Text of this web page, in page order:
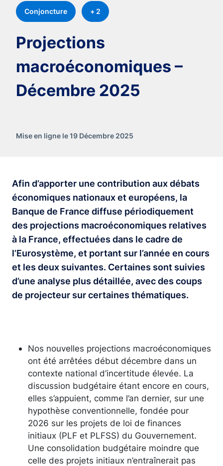
Conjoncture + 2
Projections
macroéconomiques –
Décembre 2025
Mise en ligne le 19 Décembre 2025
Afin d’apporter une contribution aux débats
économiques nationaux et européens, la
Banque de France diffuse périodiquement
des projections macroéconomiques relatives
à la France, effectuées dans le cadre de
l’Eurosystème, et portant sur l’année en cours
et les deux suivantes. Certaines sont suivies
d’une analyse plus détaillée, avec des coups
de projecteur sur certaines thématiques.
Nos nouvelles projections macroéconomiques
ont été arrêtées début décembre dans un
contexte national d’incertitude élevée. La
discussion budgétaire étant encore en cours,
elles s’appuient, comme l’an dernier, sur une
hypothèse conventionnelle, fondée pour
2026 sur les projets de loi de finances
initiaux (PLF et PLFSS) du Gouvernement.
Une consolidation budgétaire moindre que
celle des projets initiaux n’entraînerait pas